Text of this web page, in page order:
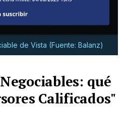
de Vista (Fuente: Balanz)
qué
Calificados"